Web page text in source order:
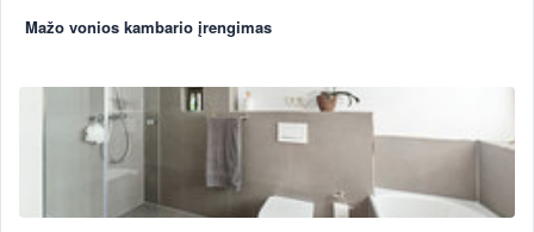
Mažo vonios kambario įrengimas